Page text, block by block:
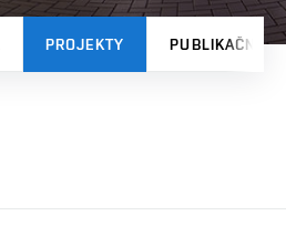
PROJEKTY PUBLIKAČNÍ